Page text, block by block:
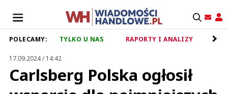
POLECAMY: TYLKO U NAS RAPORTY I ANALIZY
17.09.2024 / 14:42
Carlsberg Polska ogłosił